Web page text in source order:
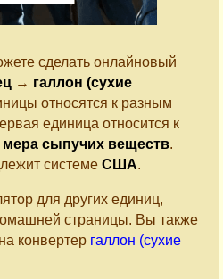
сделать онлайновый
→ галлон (сухие
относятся к разным
единица относится к
мера сыпучих веществ.
системе США.
для других единиц,
страницы. Вы также
конвертер галлон (сухие